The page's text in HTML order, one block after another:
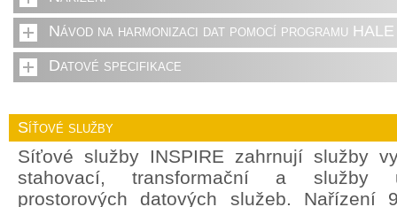
Návod na harmonizaci dat pomocí programu
Datové specifikace
Síťové služby
Síťové služby INSPIRE zahrnují služby
stahovací, transformační a služby
prostorových datových služeb. Nařízení